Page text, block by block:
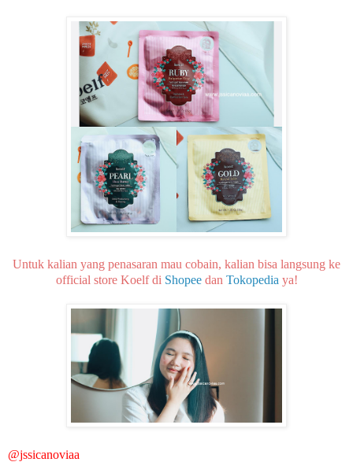
Untuk kalian yang penasaran mau cobain, kalian bisa langsung ke
official store Koelf di Shopeedan Tokopedia ya!
@jssicanoviaa